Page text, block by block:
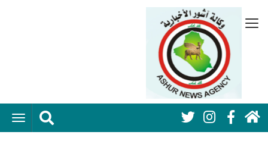
إلى
Social
قائمة
جانبية
الرئيسية